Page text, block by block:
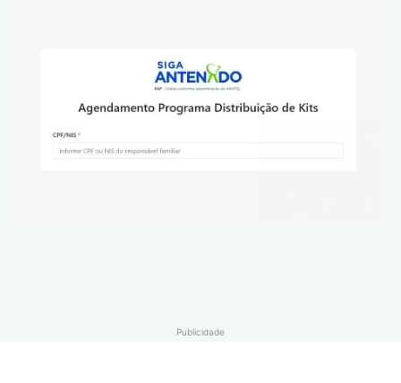
Publicidade